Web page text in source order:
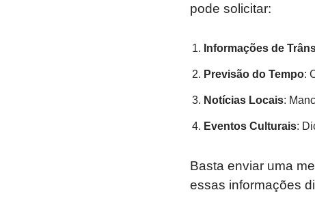
pode solicitar:
Informações de
Previsão do Tempo:
Notícias Locais:
Eventos Culturais:
Basta enviar uma
essas informações